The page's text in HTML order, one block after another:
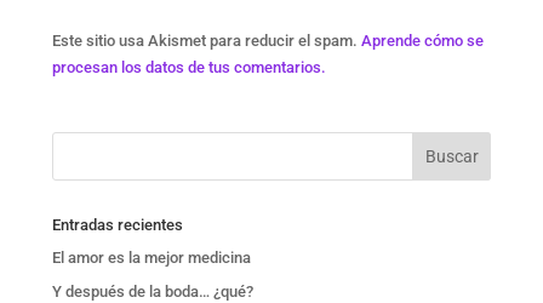
Este sitio usa Akismet para reducir el spam. Aprende cómo se
procesan los datos de tus comentarios.
Entradas recientes
El amor es la mejor medicina
Y después de la boda… ¿qué?